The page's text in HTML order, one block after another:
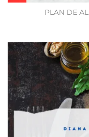
PLAN DE